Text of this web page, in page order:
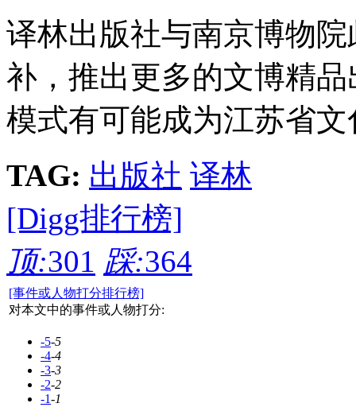
译林出版社与南京博物
补，推出更多的文博精
模式有可能成为江苏省
TAG: 出版社 译林
[Digg排行榜]
顶:301 踩:364
[事件或人物打分排行榜]
对本文中的事件或人物打分:
-5-5
-4-4
-3-3
-2-2
-1-1